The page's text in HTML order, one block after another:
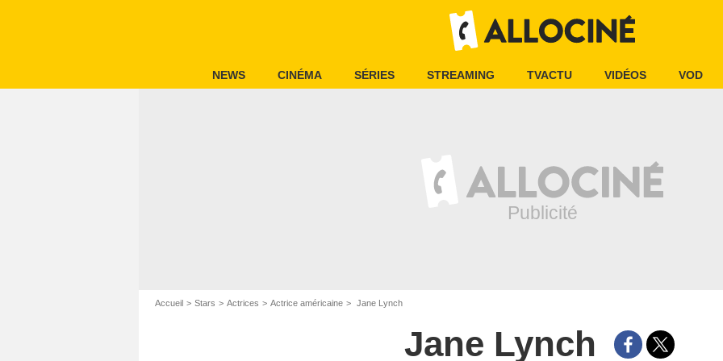
NEWS CINÉMA SÉRIES STREAMING TVACTU VIDÉOS VOD
Accueil Stars Actrices Actrice américaine Jane Lynch
Jane Lynch